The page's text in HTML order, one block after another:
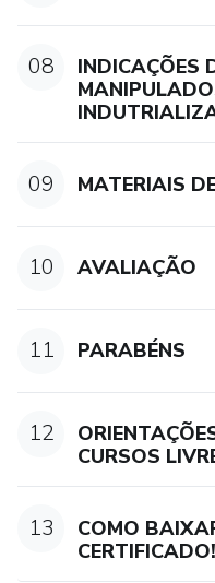
08
INDICAÇÕES
09 MATERIAIS
10 AVALIAÇÃO
11 PARABÉNS
12
CURSOS
13
COMO
CERTIFICADO!